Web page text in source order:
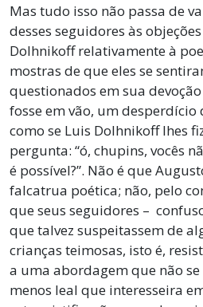
Mas tudo isso não passa de
desses seguidores às
Dolhnikoff relativamente à
mostras de que eles se
questionados em sua
fosse em vão, um desperdício
como se Luis Dolhnikoff lhes
pergunta: “ó, chupins, vocês
é possível?”. Não é que
falcatrua poética; não, pelo
que seus seguidores –
que talvez suspeitassem de
crianças teimosas, isto é,
a uma abordagem que não
menos leal que interesseira